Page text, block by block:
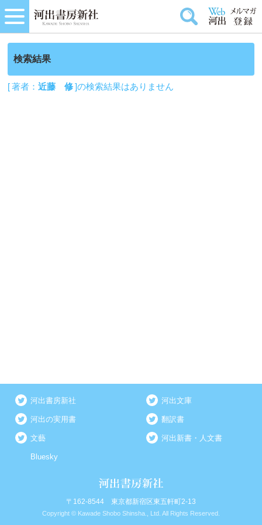
検索結果
[ 著者：近藤 修]の検索結果はありません
河出書房新社 河出文庫
河出の実用書 翻訳書
文藝 河出新書・人文書
Bluesky
〒162-8544 東京都新宿区東五軒町2-13
Copyright © Kawade Shobo Shinsha., Ltd. All Rights Reserved.